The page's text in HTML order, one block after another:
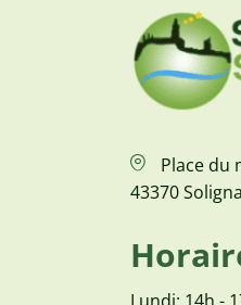
Place du
43370